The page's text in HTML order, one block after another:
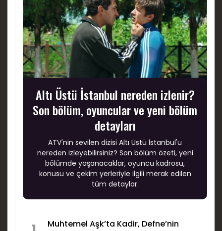
Altı Üstü İstanbul nereden izlenir?
Son bölüm, oyuncular ve yeni bölüm
detayları
ATV'nin sevilen dizisi Altı Üstü İstanbul'u
nereden izleyebilirsiniz? Son bölüm özeti, yeni
bölümde yaşanacaklar, oyuncu kadrosu,
konusu ve çekim yerleriyle ilgili merak edilen
tüm detaylar.
Muhtemel Aşk’ta Kadir, Defne’nin